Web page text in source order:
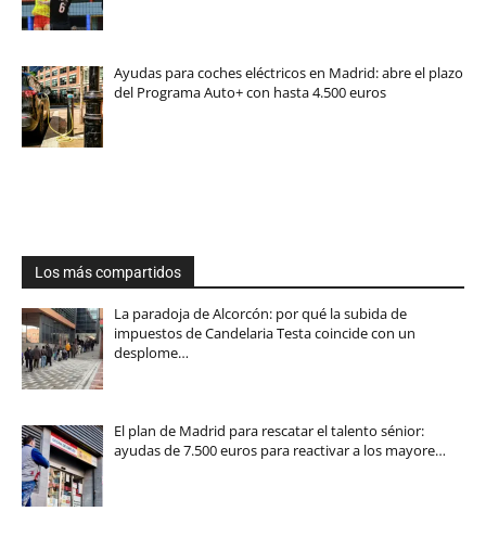
Ayudas para coches eléctricos en Madrid: abre el plazo
del Programa Auto+ con hasta 4.500 euros
Los más compartidos
La paradoja de Alcorcón: por qué la subida de
impuestos de Candelaria Testa coincide con un
desplome…
El plan de Madrid para rescatar el talento sénior:
ayudas de 7.500 euros para reactivar a los mayore…